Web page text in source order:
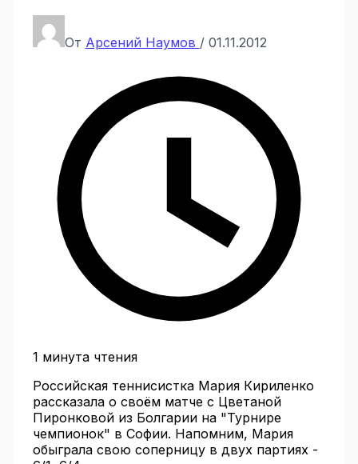
От Арсений Наумов / 01.11.2012
1 минута чтения
Российская теннисистка Мария Кириленко
рассказала о своём матче с Цветаной
Пиронковой из Болгарии на "Турнире
чемпионок" в Софии. Напомним, Мария
обыграла свою соперницу в двух партиях -